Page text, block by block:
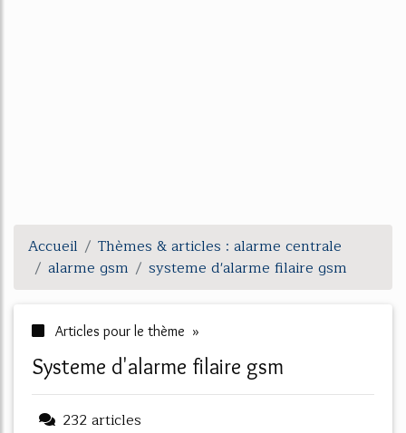
Accueil
Thèmes & articles : alarme centrale
alarme gsm
systeme d'alarme filaire gsm
Articles pour le thème »
systeme d'alarme filaire gsm
232 articles